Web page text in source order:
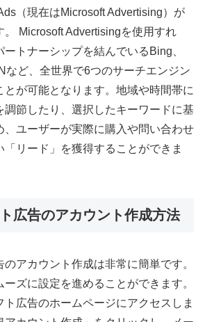
（現在はMicrosoft Advertising）が
。 Microsoft Advertisingを使用すれ
トナーシップを結んでいるBing、
など、全世界で6つのサーチエンジン
とが可能となります。地域や時間帯に
調節したり、選択したキーワードに基
、ユーザーが実際に購入や問い合わせ
「リード」を獲得することができま
広告のアカウント作成方法
アカウント作成は非常に簡単です。
ズに設定を進めることができます。
ト広告のホームページにアクセスしま